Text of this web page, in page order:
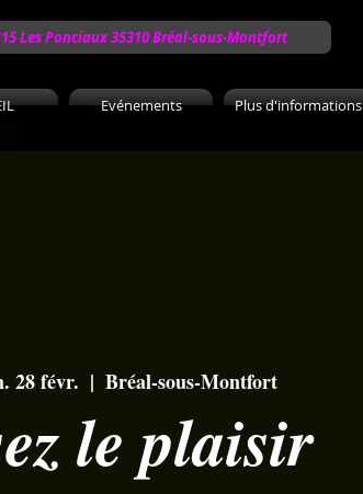
Evénements Plus d'informations
Les Ponciaux 35310 Bréal-sous-Montfort
28 févr.
  |
Bréal-sous-Montfort
le plaisir